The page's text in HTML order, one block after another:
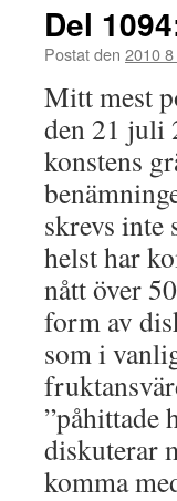
Del
Postat den 2010
Mitt mest
den 21 juli
konstens
skrevs inte
helst har
nått över
form av
som i
”påhittade
diskuterar
komma